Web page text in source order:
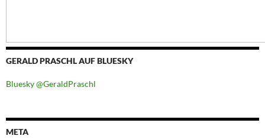
GERALD PRASCHL AUF BLUESKY
Bluesky @GeraldPraschl
META